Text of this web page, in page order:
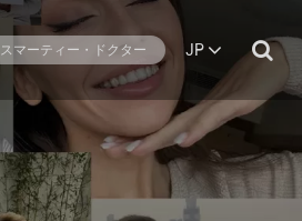
スマーティー・ドクター JP